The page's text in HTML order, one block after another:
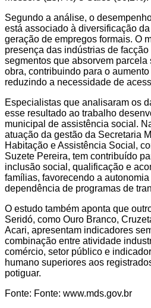
Segundo a análise, o
está associado à diversificação
geração de empregos formais. O
presença das indústrias de
segmentos que absorvem
obra, contribuindo para o
reduzindo a necessidade de
Especialistas que analisaram os
esse resultado ao trabalho
municipal de assistência social.
atuação da gestão da Secretaria
Habitação e Assistência Social,
Suzete Pereira, tem contribuído
inclusão social, qualificação e
famílias, favorecendo a
dependência de programas de
O estudo também aponta que
Seridó, como Ouro Branco,
Acari, apresentam indicadores
combinação entre atividade
comércio, setor público e
humano superiores aos
potiguar.
Fonte: Fonte: www.mds.gov.br